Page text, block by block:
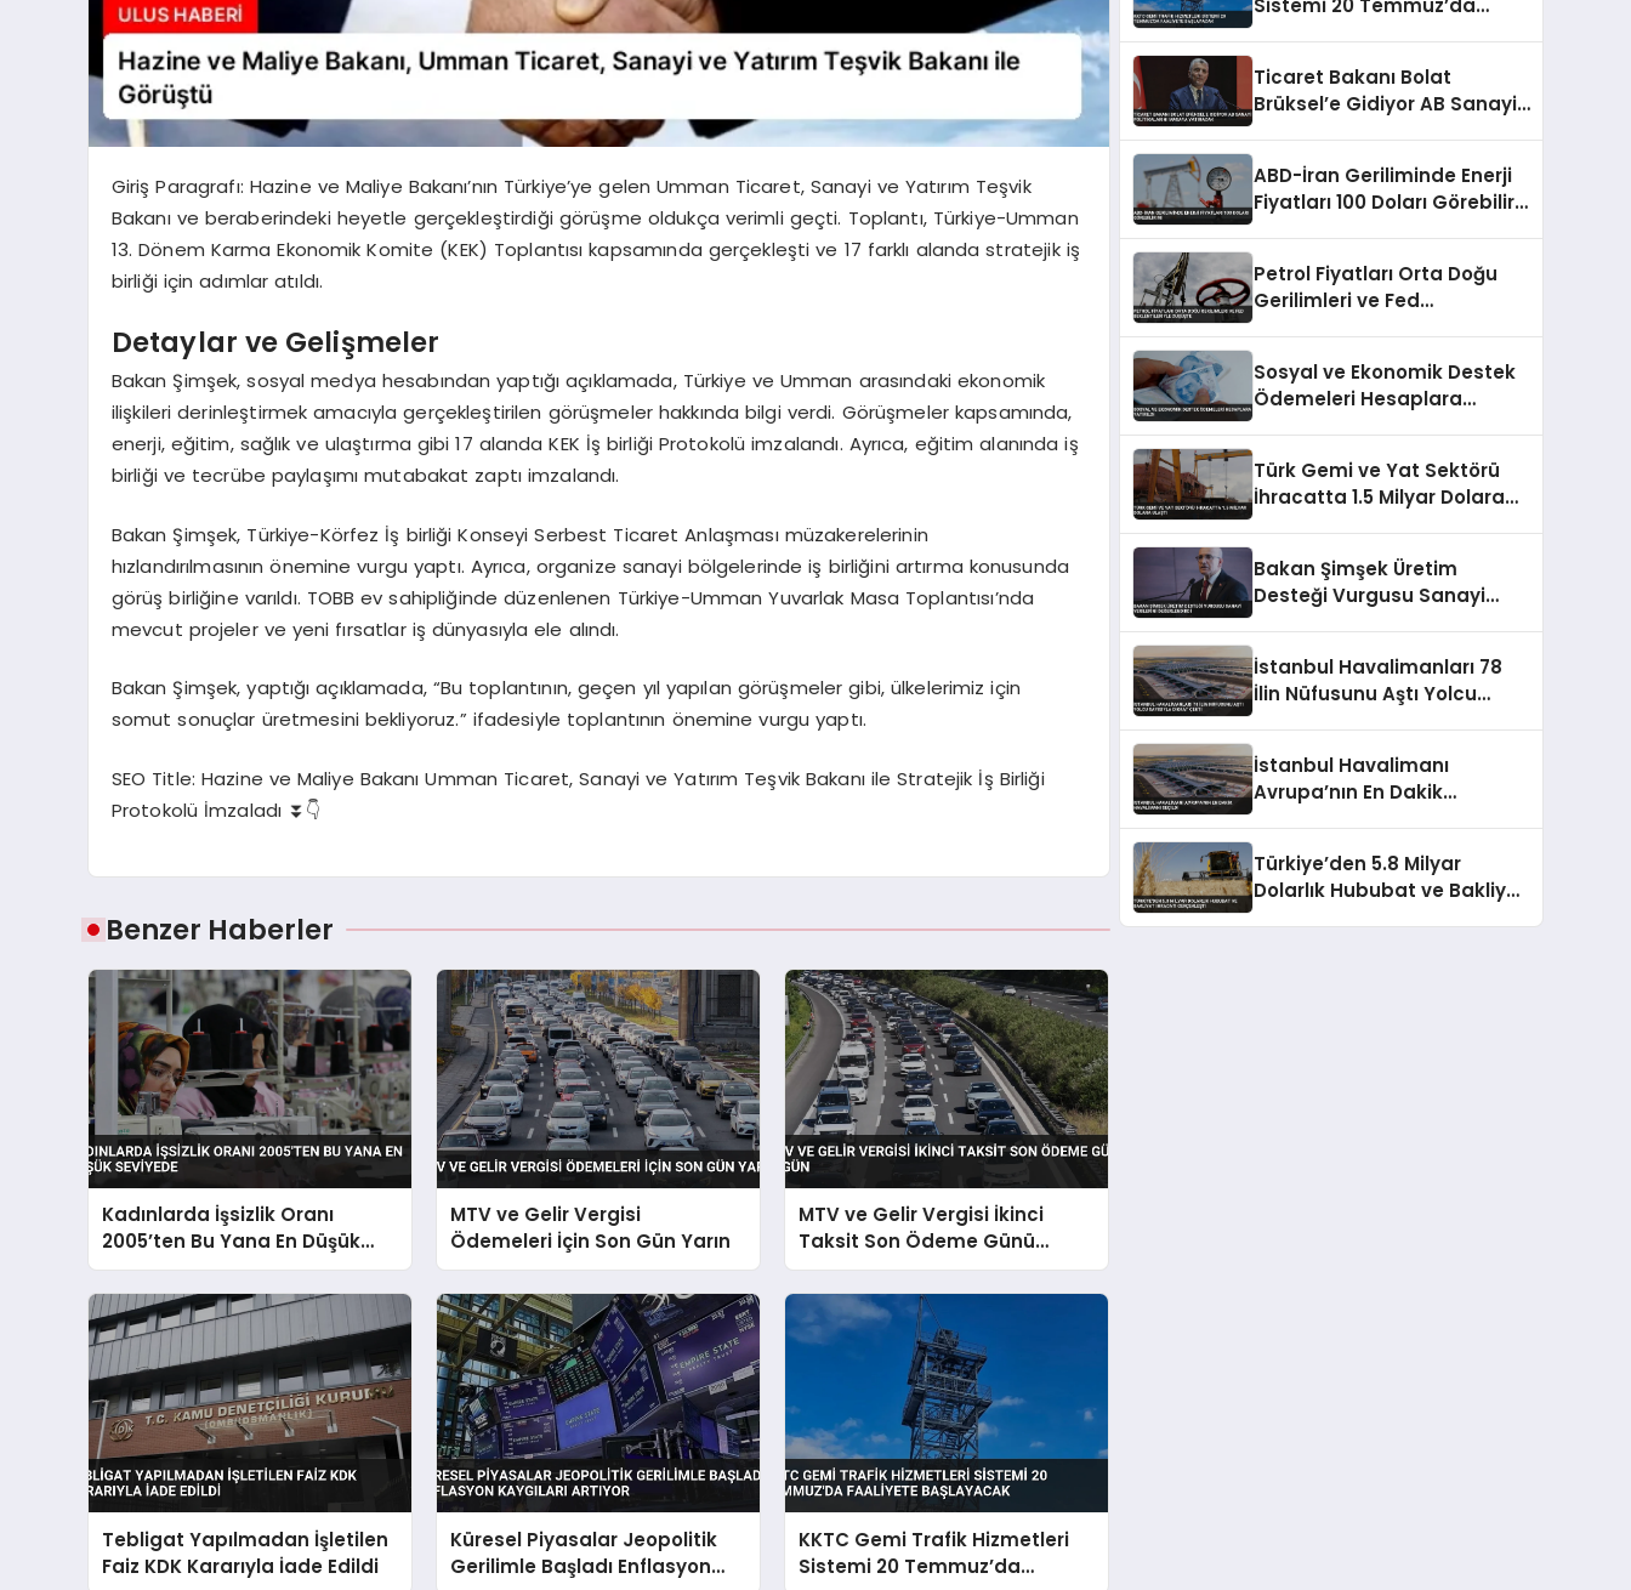
Giriş Paragrafı: Hazine ve Maliye Bakanı’nın Türkiye’ye gelen Umman Ticaret, Sanayi ve Yatırım Teşvik
Bakanı ve beraberindeki heyetle gerçekleştirdiği görüşme oldukça verimli geçti. Toplantı, Türkiye-Umman
13. Dönem Karma Ekonomik Komite (KEK) Toplantısı kapsamında gerçekleşti ve 17 farklı alanda stratejik iş
birliği için adımlar atıldı.
Detaylar ve Gelişmeler
Bakan Şimşek, sosyal medya hesabından yaptığı açıklamada, Türkiye ve Umman arasındaki ekonomik
ilişkileri derinleştirmek amacıyla gerçekleştirilen görüşmeler hakkında bilgi verdi. Görüşmeler kapsamında,
enerji, eğitim, sağlık ve ulaştırma gibi 17 alanda KEK İş birliği Protokolü imzalandı. Ayrıca, eğitim alanında iş
birliği ve tecrübe paylaşımı mutabakat zaptı imzalandı.
Bakan Şimşek, Türkiye-Körfez İş birliği Konseyi Serbest Ticaret Anlaşması müzakerelerinin
hızlandırılmasının önemine vurgu yaptı. Ayrıca, organize sanayi bölgelerinde iş birliğini artırma konusunda
görüş birliğine varıldı. TOBB ev sahipliğinde düzenlenen Türkiye-Umman Yuvarlak Masa Toplantısı’nda
mevcut projeler ve yeni fırsatlar iş dünyasıyla ele alındı.
Bakan Şimşek, yaptığı açıklamada, “Bu toplantının, geçen yıl yapılan görüşmeler gibi, ülkelerimiz için
somut sonuçlar üretmesini bekliyoruz.” ifadesiyle toplantının önemine vurgu yaptı.
SEO Title: Hazine ve Maliye Bakanı Umman Ticaret, Sanayi ve Yatırım Teşvik Bakanı ile Stratejik İş Birliği
Protokolü İmzaladı ⏬👇
Benzer Haberler
Kadınlarda İşsizlik Oranı
2005’ten Bu Yana En Düşük
Seviyede
MTV ve Gelir Vergisi
Ödemeleri İçin Son Gün Yarın
MTV ve Gelir Vergisi İkinci
Taksit Son Ödeme Günü
Bugün
Tebligat Yapılmadan İşletilen
Faiz KDK Kararıyla İade Edildi
Küresel Piyasalar Jeopolitik
Gerilimle Başladı Enflasyon
KKTC Gemi Trafik Hizmetleri
Sistemi 20 Temmuz’da
Sistemi 20 Temmuz’da
Ticaret Bakanı Bolat
Brüksel’e Gidiyor AB Sanayi
ABD-İran Geriliminde Enerji
Fiyatları 100 Doları Görebilir
Petrol Fiyatları Orta Doğu
Gerilimleri ve Fed
Sosyal ve Ekonomik Destek
Ödemeleri Hesaplara
Türk Gemi ve Yat Sektörü
İhracatta 1.5 Milyar Dolara
Bakan Şimşek Üretim
Desteği Vurgusu Sanayi
İstanbul Havalimanları 78
İlin Nüfusunu Aştı Yolcu
İstanbul Havalimanı
Avrupa’nın En Dakik
Türkiye’den 5.8 Milyar
Dolarlık Hububat ve Bakliyat